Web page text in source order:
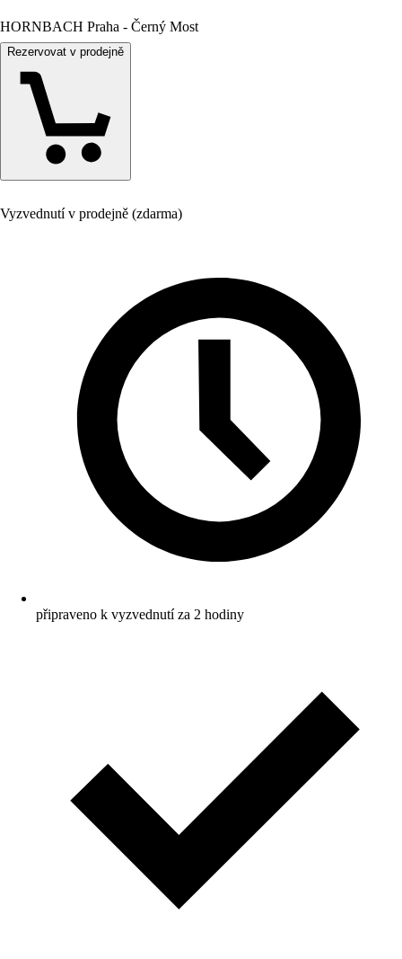
HORNBACH Praha - Černý Most
Rezervovat v prodejně
Vyzvednutí v prodejně (zdarma)
připraveno k vyzvednutí za 2 hodiny